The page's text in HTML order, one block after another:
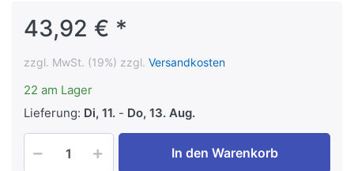
43,92 € *
zzgl. MwSt. (19%) zzgl. Versandkosten
22 am Lager
Lieferung: Di, 11. - Do, 13. Aug.
In den Warenkorb